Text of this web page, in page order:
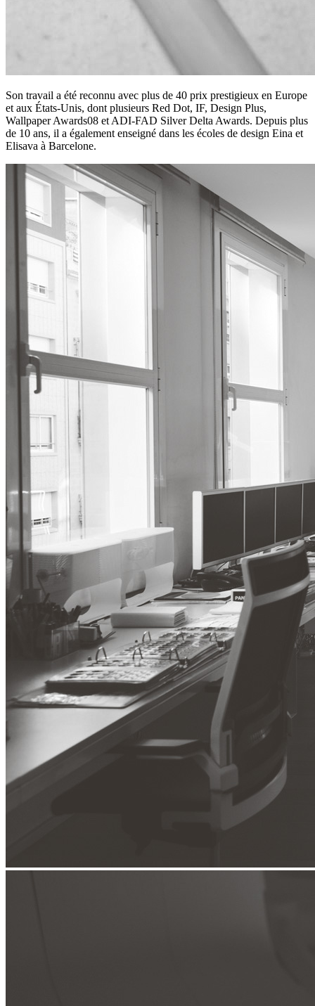
Son travail a été reconnu avec plus de 40 prix prestigieux en Europe
et aux États-Unis, dont plusieurs Red Dot, IF, Design Plus,
Wallpaper Awards08 et ADI-FAD Silver Delta Awards. Depuis plus
de 10 ans, il a également enseigné dans les écoles de design Eina et
Elisava à Barcelone.